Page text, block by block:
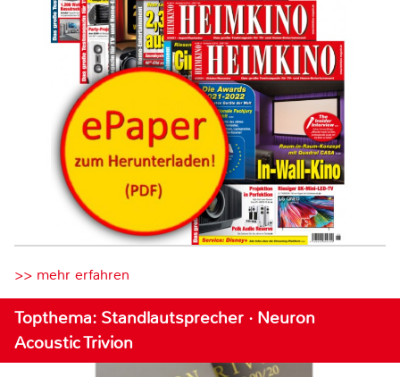
>> mehr erfahren
Topthema: Standlautsprecher · Neuron
Acoustic Trivion